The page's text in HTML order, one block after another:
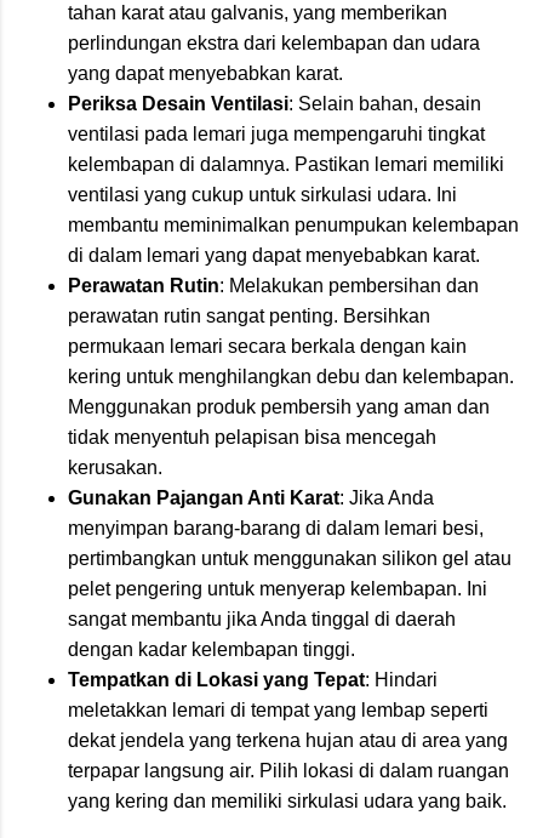
tahan karat atau galvanis, yang memberikan
perlindungan ekstra dari kelembapan dan udara
yang dapat menyebabkan karat.
Periksa Desain Ventilasi: Selain bahan, desain
ventilasi pada lemari juga mempengaruhi tingkat
kelembapan di dalamnya. Pastikan lemari memiliki
ventilasi yang cukup untuk sirkulasi udara. Ini
membantu meminimalkan penumpukan kelembapan
di dalam lemari yang dapat menyebabkan karat.
Perawatan Rutin: Melakukan pembersihan dan
perawatan rutin sangat penting. Bersihkan
permukaan lemari secara berkala dengan kain
kering untuk menghilangkan debu dan kelembapan.
Menggunakan produk pembersih yang aman dan
tidak menyentuh pelapisan bisa mencegah
kerusakan.
Gunakan Pajangan Anti Karat: Jika Anda
menyimpan barang-barang di dalam lemari besi,
pertimbangkan untuk menggunakan silikon gel atau
pelet pengering untuk menyerap kelembapan. Ini
sangat membantu jika Anda tinggal di daerah
dengan kadar kelembapan tinggi.
Tempatkan di Lokasi yang Tepat: Hindari
meletakkan lemari di tempat yang lembap seperti
dekat jendela yang terkena hujan atau di area yang
terpapar langsung air. Pilih lokasi di dalam ruangan
yang kering dan memiliki sirkulasi udara yang baik.